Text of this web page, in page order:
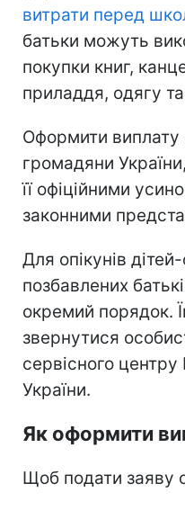
витрати перед
батьки можуть
покупки книг,
приладдя, одягу
Оформити
громадяни
її офіційними
законними
Для опікунів
позбавлених
окремий порядок.
звернутися
сервісного
України.
Як оформити
Щоб подати заяву